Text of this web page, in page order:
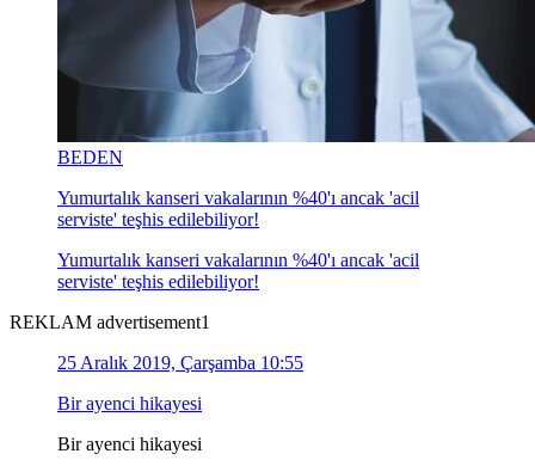
BEDEN
Yumurtalık kanseri vakalarının %40'ı ancak 'acil
serviste' teşhis edilebiliyor!
Yumurtalık kanseri vakalarının %40'ı ancak 'acil
serviste' teşhis edilebiliyor!
REKLAM advertisement1
25 Aralık 2019, Çarşamba 10:55
Bir ayenci hikayesi
Bir ayenci hikayesi